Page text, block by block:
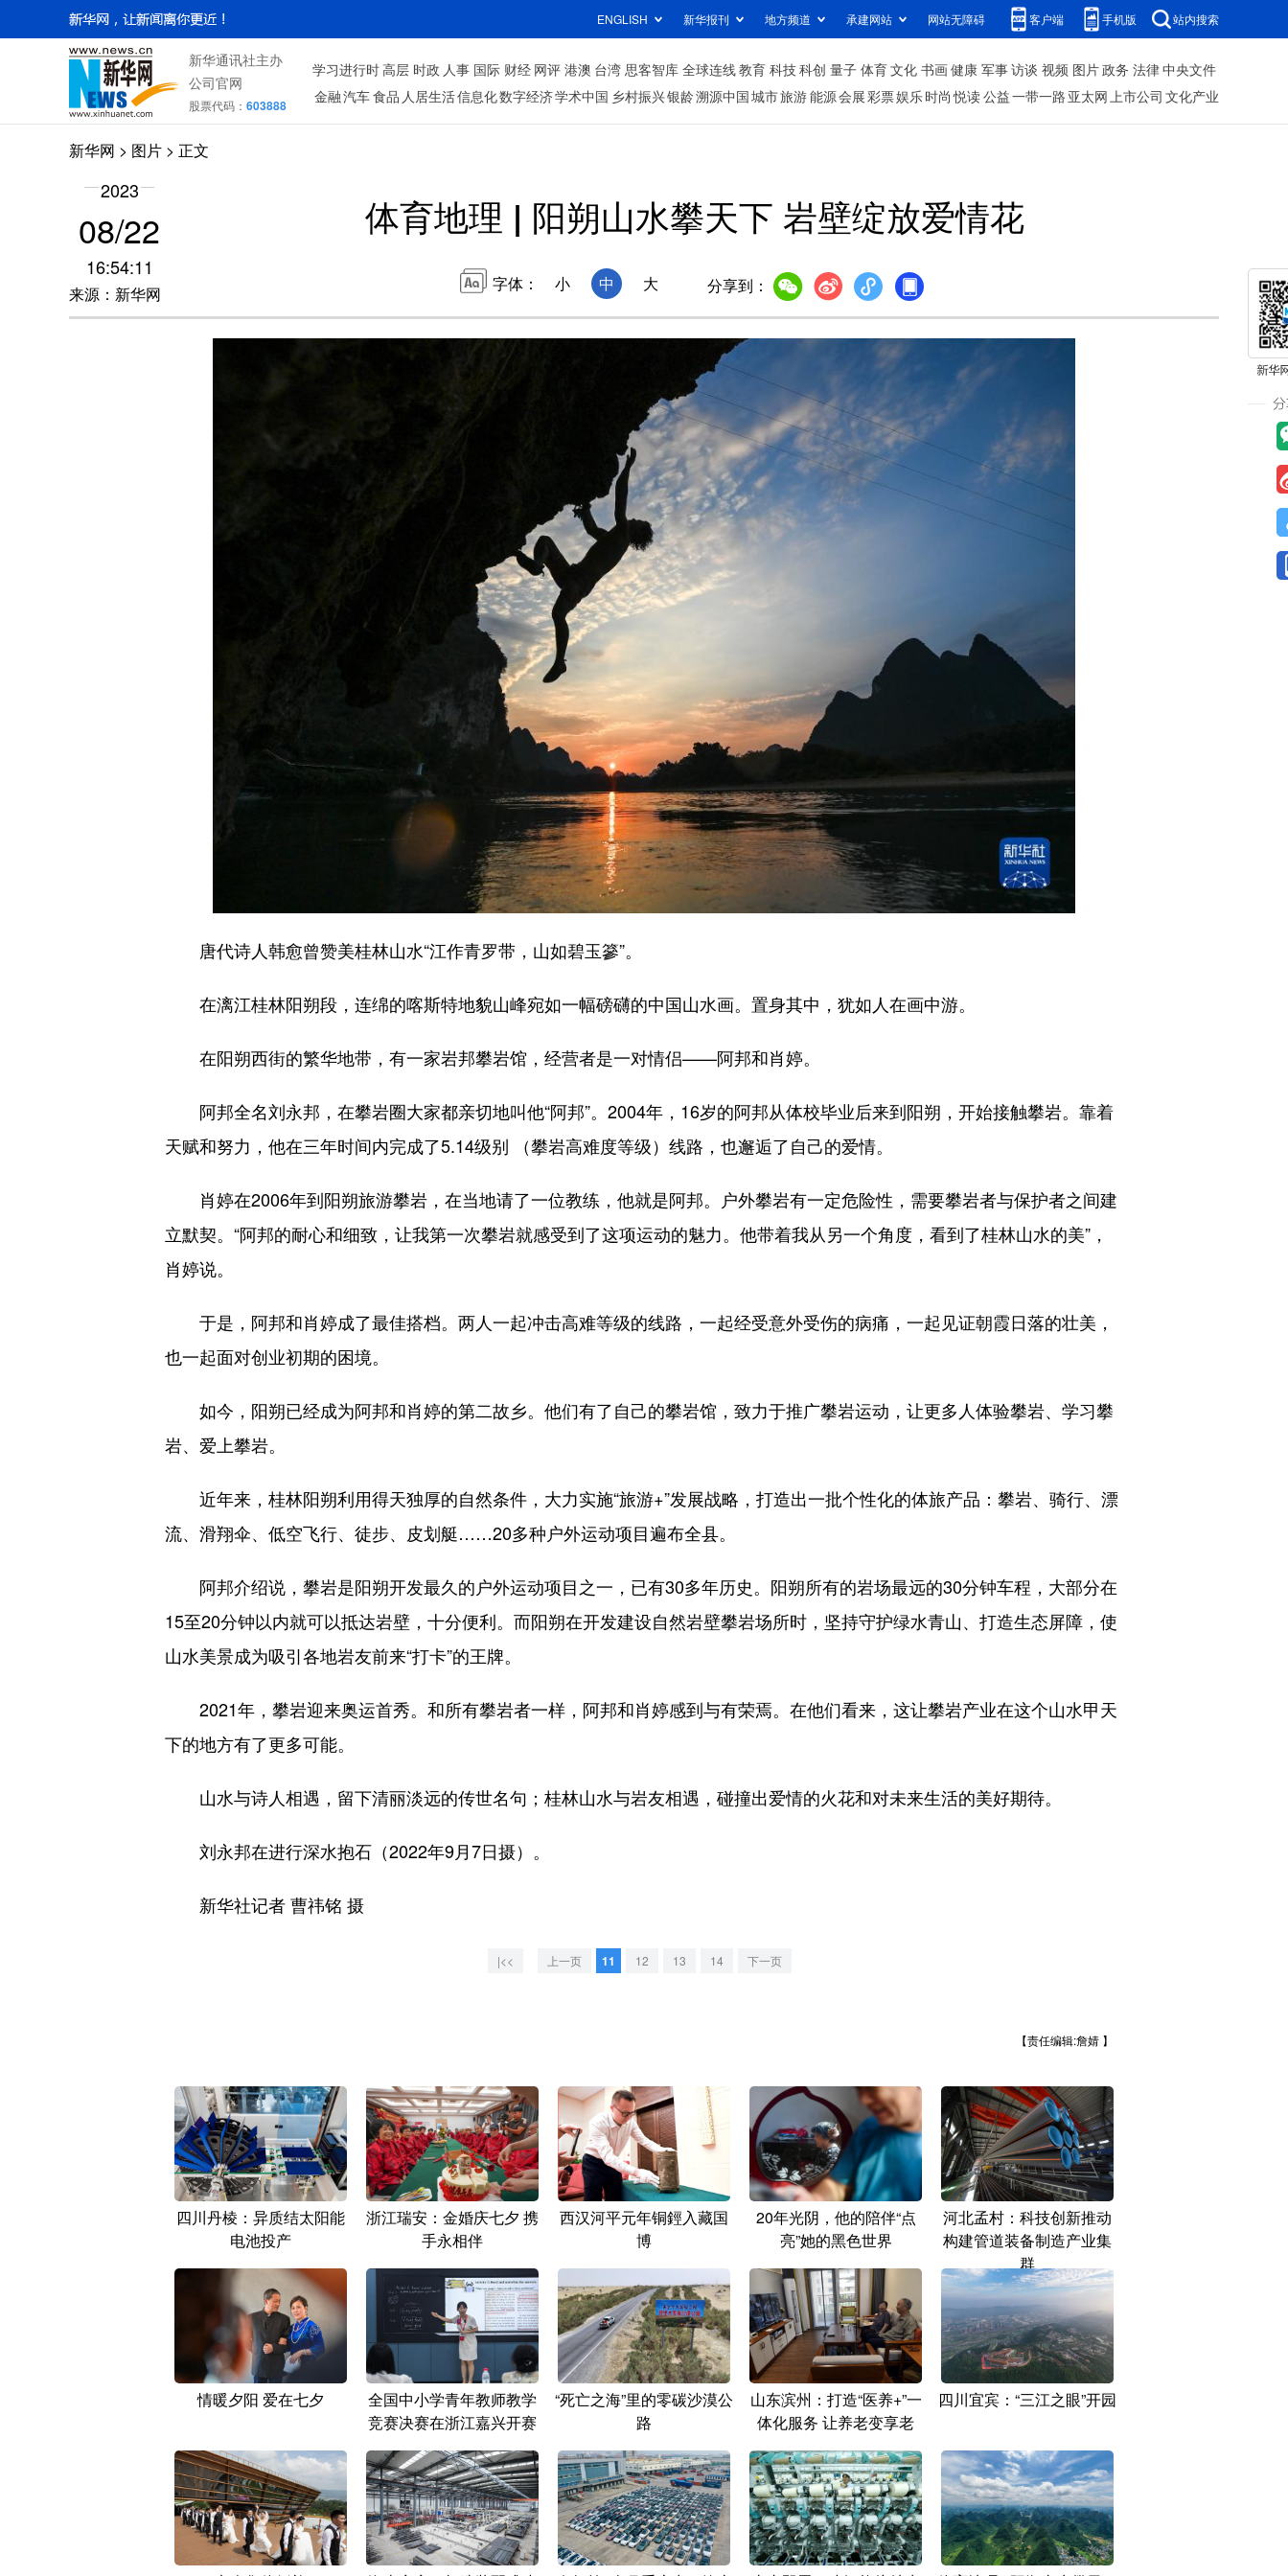
ENGLISH 新华报刊 地方频道 承建网站 网站无障碍 客户端 手机版 站内搜索
新华通讯社主办
公司官网
股票代码： 603888
学习进行时高层 时政 人事 国际 财经 网评 港澳 台湾 思客智库 全球连线教育 科技科创 量子 体育文化 书画健康 军事访谈 视频 图片政务 法律中央文件
金融汽车食品 人居生活信息化数字经济学术中国 乡村振兴银龄溯源中国城市旅游能源会展彩票娱乐时尚 悦读公益一带一路 亚太网上市公司 文化产业
新华网 > 图片 > 正文
2023
08/22
16:54:11
来源：新华网
体育地理 | 阳朔山水攀天下 岩壁绽放爱情花
字体： 小 中 大 分享到：
唐代诗人韩愈曾赞美桂林山水“江作青罗带，山如碧玉篸”。
在漓江桂林阳朔段，连绵的喀斯特地貌山峰宛如一幅磅礴的中国山水画。置身其中，犹如人在画中游。
在阳朔西街的繁华地带，有一家岩邦攀岩馆，经营者是一对情侣——阿邦和肖婷。
阿邦全名刘永邦，在攀岩圈大家都亲切地叫他“阿邦”。2004年，16岁的阿邦从体校毕业后来到阳朔，开始接触攀岩。靠着
天赋和努力，他在三年时间内完成了5.14级别 （攀岩高难度等级）线路，也邂逅了自己的爱情。
肖婷在2006年到阳朔旅游攀岩，在当地请了一位教练，他就是阿邦。户外攀岩有一定危险性，需要攀岩者与保护者之间建
立默契。“阿邦的耐心和细致，让我第一次攀岩就感受到了这项运动的魅力。他带着我从另一个角度，看到了桂林山水的美”，
肖婷说。
于是，阿邦和肖婷成了最佳搭档。两人一起冲击高难等级的线路，一起经受意外受伤的病痛，一起见证朝霞日落的壮美，
也一起面对创业初期的困境。
如今，阳朔已经成为阿邦和肖婷的第二故乡。他们有了自己的攀岩馆，致力于推广攀岩运动，让更多人体验攀岩、学习攀
岩、爱上攀岩。
近年来，桂林阳朔利用得天独厚的自然条件，大力实施“旅游+”发展战略，打造出一批个性化的体旅产品：攀岩、骑行、漂
流、滑翔伞、低空飞行、徒步、皮划艇……20多种户外运动项目遍布全县。
阿邦介绍说，攀岩是阳朔开发最久的户外运动项目之一，已有30多年历史。阳朔所有的岩场最远的30分钟车程，大部分在
15至20分钟以内就可以抵达岩壁，十分便利。而阳朔在开发建设自然岩壁攀岩场所时，坚持守护绿水青山、打造生态屏障，使
山水美景成为吸引各地岩友前来“打卡”的王牌。
2021年，攀岩迎来奥运首秀。和所有攀岩者一样，阿邦和肖婷感到与有荣焉。在他们看来，这让攀岩产业在这个山水甲天
下的地方有了更多可能。
山水与诗人相遇，留下清丽淡远的传世名句；桂林山水与岩友相遇，碰撞出爱情的火花和对未来生活的美好期待。
刘永邦在进行深水抱石（2022年9月7日摄）。
新华社记者 曹祎铭 摄
|<< 上一页 11 12 13 14 下一页
【责任编辑:詹婧 】
四川丹棱：异质结太阳能
电池投产
浙江瑞安：金婚庆七夕 携
手永相伴
西汉河平元年铜鋞入藏国
博
20年光阴，他的陪伴“点
亮”她的黑色世界
河北孟村：科技创新推动
构建管道装备制造产业集
群
情暖夕阳 爱在七夕
全国中小学青年教师教学
竞赛决赛在浙江嘉兴开赛
“死亡之海”里的零碳沙漠公
路
山东滨州：打造“医养+”一
体化服务 让养老变享老
四川宜宾：“三江之眼”开园